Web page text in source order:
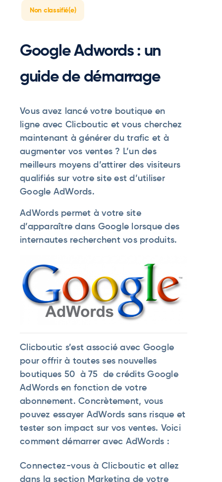
Non classifié(e)
Google Adwords : un
guide de démarrage
Vous avez lancé votre boutique en
ligne avec Clicboutic et vous cherchez
maintenant à générer du trafic et à
augmenter vos ventes ? L’un des
meilleurs moyens d’attirer des visiteurs
qualifiés sur votre site est d’utiliser
Google AdWords.
AdWords permet à votre site
d’apparaître dans Google lorsque des
internautes recherchent vos produits.
Clicboutic s’est associé avec Google
pour offrir à toutes ses nouvelles
boutiques 50  à 75  de crédits Google
AdWords en fonction de votre
abonnement. Concrètement, vous
pouvez essayer AdWords sans risque et
tester son impact sur vos ventes. Voici
comment démarrer avec AdWords :
Connectez-vous à Clicboutic et allez
dans la section Marketing de votre